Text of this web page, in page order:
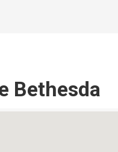
Bethesda